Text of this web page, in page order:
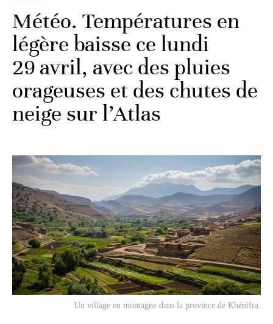
Météo. Températures en
légère baisse ce lundi
29 avril, avec des pluies
orageuses et des chutes de
neige sur l’Atlas
Un village en montagne dans la province de Khénifra.